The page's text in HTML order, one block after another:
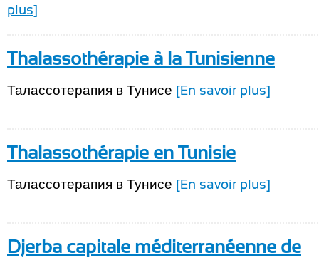
plus]
Thalassothérapie à la Tunisienne
Талассотерапия в Тунисе [En savoir plus]
Thalassothérapie en Tunisie
Талассотерапия в Тунисе [En savoir plus]
Djerba capitale méditerranéenne de